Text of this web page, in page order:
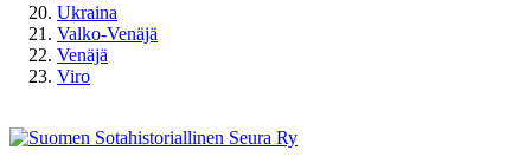
Ukraina
Valko-Venäjä
Venäjä
Viro